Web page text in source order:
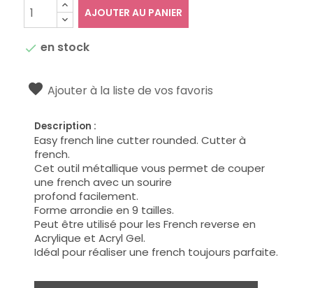
AJOUTER AU PANIER
 en stock
Ajouter à la liste de vos favoris
Description :
Easy french line cutter rounded. Cutter à
french.
Cet outil métallique vous permet de couper
une french avec un sourire
profond facilement.
Forme arrondie en 9 tailles.
Peut être utilisé pour les French reverse en
Acrylique et Acryl Gel.
Idéal pour réaliser une french toujours parfaite.